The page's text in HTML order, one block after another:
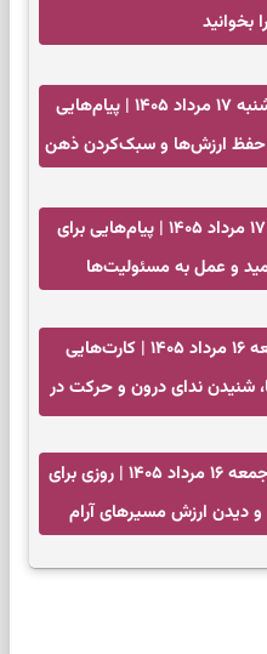
بخوانید
فال فرشتگان امروز شنبه ۱۷ مرداد ۱۴۰۵ | پیام‌هایی
حفظ ارزش‌ها و سبک‌کردن ذهن
فال انبیا امروز شنبه ۱۷ مرداد ۱۴۰۵ | پیام‌هایی برای
و عمل به مسئولیت‌ها
فال تاروت امروز جمعه ۱۶ مرداد ۱۴۰۵ | کارت‌هایی
شنیدن ندای درون و حرکت در
فال سرنوشت امروز جمعه ۱۶ مرداد ۱۴۰۵ | روزی برای
دیدن ارزش مسیرهای آرام